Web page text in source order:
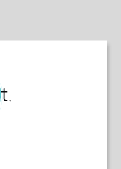
en smart-tv